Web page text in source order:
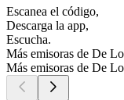
Escanea el código,
Descarga la app,
Escucha.
Más emisoras de De
Más emisoras de De